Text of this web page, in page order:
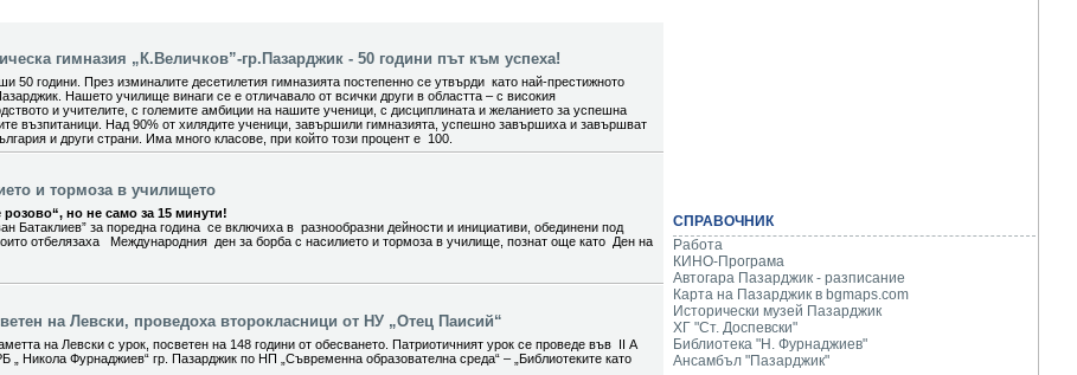
гимназия „К.Величков”-гр.Пазарджик - 50 години път към успеха!
50 години. През изминалите десетилетия гимназията постепенно се утвърди като най-престижното
Нашето училище винаги се е отличавало от всички други в областта – с високия
и учителите, с големите амбиции на нашите ученици, с дисциплината и желанието за успешна
възпитаници. Над 90% от хилядите ученици, завършили гимназията, успешно завършиха и завършват
и други страни. Има много класове, при който този процент е 100.
и тормоза в училището
но не само за 15 минути!
Батаклиев” за поредна година се включиха в разнообразни дейности и инициативи, обединени под
отбелязаха Международния ден за борба с насилието и тормоза в училище, познат още като Ден на
на Левски, проведоха второкласници от НУ „Отец Паисий“
на Левски с урок, посветен на 148 години от обесването. Патриотичният урок се проведе във II А
„ Никола Фурнаджиев“ гр. Пазарджик по НП „Съвременна образователна среда“ – „Библиотеките като
СПРАВОЧНИК
Работа
КИНО-Програма
Автогара Пазарджик - разписание
Карта на Пазарджик в bgmaps.com
Исторически музей Пазарджик
ХГ "Ст. Доспевски"
Библиотека "Н. Фурнаджиев"
Ансамбъл "Пазарджик"